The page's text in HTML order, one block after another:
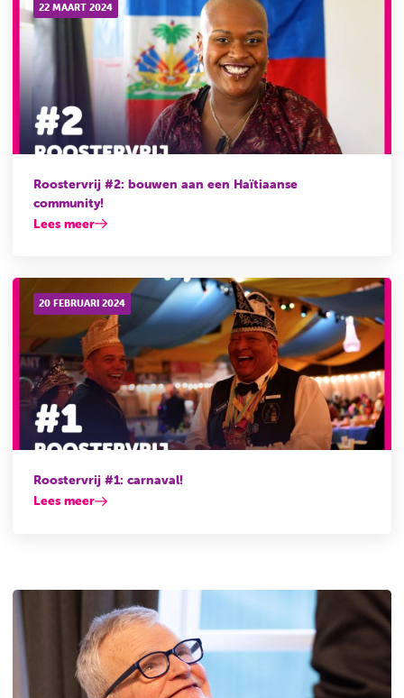
22 MAART 2024
Roostervrij #2: bouwen aan een Haïtiaanse
community!
Lees meer
20 FEBRUARI 2024
Roostervrij #1: carnaval!
Lees meer